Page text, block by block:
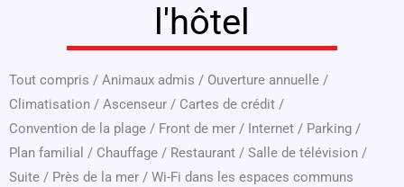
l'hôtel
Tout compris / Animaux admis / Ouverture annuelle /
Climatisation / Ascenseur / Cartes de crédit /
Convention de la plage / Front de mer / Internet / Parking /
Plan familial / Chauffage / Restaurant / Salle de télévision /
Suite / Près de la mer / Wi-Fi dans les espaces communs